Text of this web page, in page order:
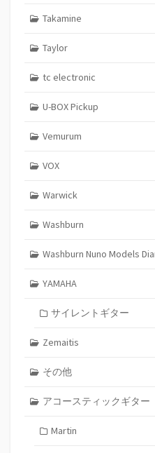
Takamine
Taylor
tc electronic
U-BOX Pickup
Vemurum
VOX
Warwick
Washburn
Washburn Nuno Models
YAMAHA
サイレントギター
Zemaitis
その他
アコースティックギター
Martin